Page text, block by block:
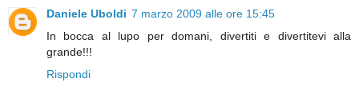
Daniele Uboldi 7 marzo 2009 alle ore 15:45
In bocca al lupo per domani, divertiti e divertitevi alla
grande!!!
Rispondi